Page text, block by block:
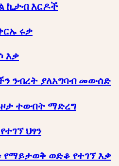
ኪታብ እርዶች
ሩቃ
እቃ
ንብረት ያለአግባብ መውሰድ
ተውበት ማድረግ
ህፃን
የማይታወቅ ወድቆ የተገኘ እቃ